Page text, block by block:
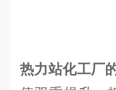
热力站化工厂